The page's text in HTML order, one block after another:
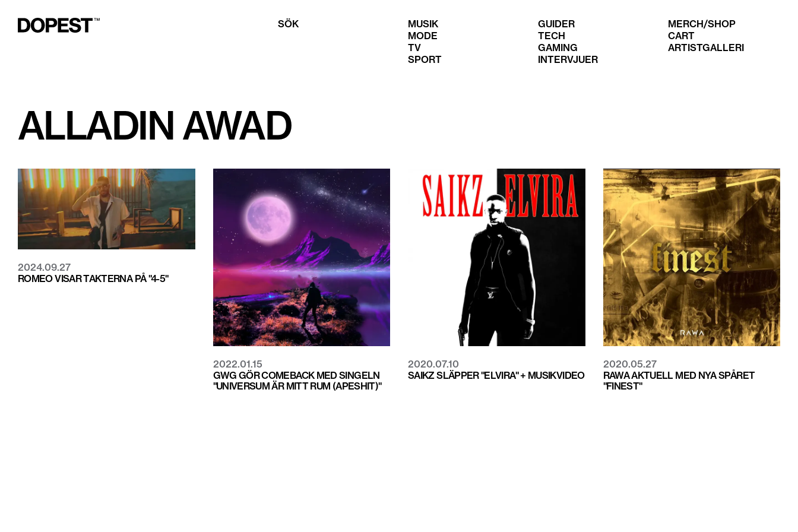
SÖK
MUSIK
MODE
TV
SPORT
GUIDER
TECH
GAMING
INTERVJUER
MERCH/SHOP
CART
ARTISTGALLERI
ALLADIN AWAD
2024.09.27
ROMEO VISAR TAKTERNA PÅ "4-5"
2022.01.15
GWG GÖR COMEBACK MED SINGELN
"UNIVERSUM ÄR MITT RUM (APESHIT)"
2020.07.10
SAIKZ SLÄPPER "ELVIRA" + MUSIKVIDEO
2020.05.27
RAWA AKTUELL MED NYA SPÅRET
"FINEST"